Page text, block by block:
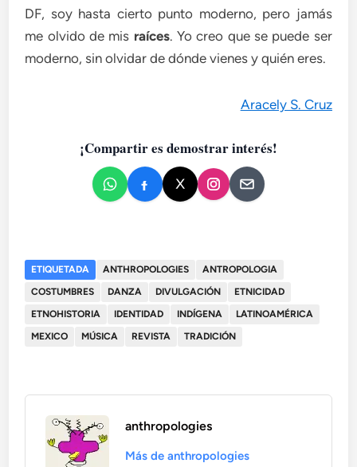
DF, soy hasta cierto punto moderno, pero jamás
me olvido de mis raíces. Yo creo que se puede ser
moderno, sin olvidar de dónde vienes y quién eres.
Aracely S. Cruz
¡Compartir es demostrar interés!
ETIQUETADA ANTHROPOLOGIES
ANTROPOLOGIA
COSTUMBRES
DANZA DIVULGACIÓN
ETNICIDAD
ETNOHISTORIA
IDENTIDAD INDÍGENA
LATINOAMÉRICA
MEXICO
MÚSICA REVISTA TRADICIÓN
anthropologies
Más de anthropologies